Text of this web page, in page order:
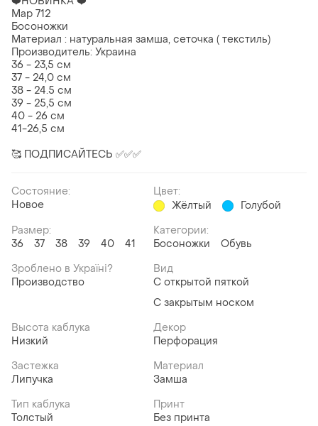
Мар 712
Босоножки
Материал : натуральная замша, сеточка ( текстиль)
Производитель: Украина
36 - 23,5 см
37 - 24,0 см
38 - 24.5 см
39 - 25,5 см
40 - 26 см
41-26,5 см
🥰 ПОДПИСАЙТЕСЬ ✅✅✅
Состояние:
Новое
Цвет:
Жёлтый
Голубой
Размер:
36
37 38 39 40 41
Категории:
Босоножки
Обувь
Зроблено в Україні?
Производство
Вид
С открытой пяткой
С закрытым носком
Высота каблука
Низкий
Декор
Перфорация
Застежка
Липучка
Материал
Замша
Тип каблука
Толстый
Принт
Без принта